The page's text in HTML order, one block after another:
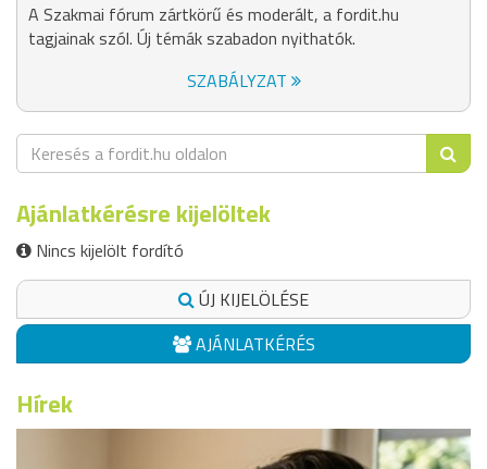
A Szakmai fórum zártkörű és moderált, a fordit.hu
tagjainak szól. Új témák szabadon nyithatók.
SZABÁLYZAT
Ajánlatkérésre kijelöltek
Nincs kijelölt fordító
ÚJ KIJELÖLÉSE
AJÁNLATKÉRÉS
Hírek